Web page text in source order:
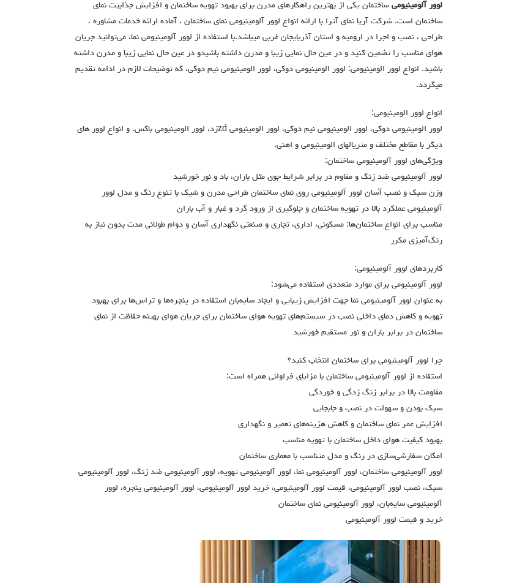
لوور آلومینیومی ساختمان یکی از بهترین راهکارهای مدرن برای بهبود تهویه ساختمان و افزایش جذابیت نمای
ساختمان است. شرکت آریا نمای آترا با ارائه انواع لوور آلومینیومی نمای ساختمان ، آماده ارائه خدمات مشاوره ،
طراحی ، نصب و اجرا در ارومیه و استان آذربایجان غربی میباشد.با استفاده از لوور آلومینیومی نما، می‌توانید جریان
هوای مناسب را تضمین کنید و در عین حال نمایی زیبا و مدرن داشته باشیدو در عین حال نمایی زیبا و مدرن داشته
باشید. انواع لوور الومينيومي: لوور الومينيومي دوكي، لوور الومينيومي نيم دوكي، که توضیحات لازم در ادامه تقدیم
میگردد.
انواع لوور الومينيومي:
لوور الومينيومي دوكي، لوور الومينيومي نيم دوكي، لوور الومينيومي zdزد، لوور الومينيومي باكس. و انواع لوور هاي
ديگر با مقاطع مختلف و متريالهاي الومينيومي و اهني.
ویژگی‌های لوور آلومینیومی ساختمان:
لوور آلومینیومی ضد زنگ و مقاوم در برابر شرایط جوی مثل باران، باد و نور خورشید
وزن سبک و نصب آسان لوور آلومینیومی روی نمای ساختمان طراحی مدرن و شیک با تنوع رنگ و مدل لوور
آلومینیومی عملکرد بالا در تهویه ساختمان و جلوگیری از ورود گرد و غبار و آب باران
مناسب برای انواع ساختمان‌ها: مسکونی، اداری، تجاری و صنعتی نگهداری آسان و دوام طولانی مدت بدون نیاز به
رنگ‌آمیزی مکرر
کاربردهای لوور آلومینیومی:
لوور آلومینیومی برای موارد متعددی استفاده می‌شود:
به عنوان لوور آلومینیومی نما جهت افزایش زیبایی و ایجاد سایه‌بان استفاده در پنجره‌ها و تراس‌ها برای بهبود
تهویه و کاهش دمای داخلی نصب در سیستم‌های تهویه هوای ساختمان برای جریان هوای بهینه حفاظت از نمای
ساختمان در برابر باران و نور مستقیم خورشید
چرا لوور آلومینیومی برای ساختمان انتخاب کنید؟
استفاده از لوور آلومینیومی ساختمان با مزایای فراوانی همراه است:
مقاومت بالا در برابر زنگ زدگی و خوردگی
سبک بودن و سهولت در نصب و جابجایی
افزایش عمر نمای ساختمان و کاهش هزینه‌های تعمیر و نگهداری
بهبود کیفیت هوای داخل ساختمان با تهویه مناسب
امکان سفارشی‌سازی در رنگ و مدل متناسب با معماری ساختمان
لوور آلومینیومی ساختمان، لوور آلومینیومی نما، لوور آلومینیومی تهویه، لوور آلومینیومی ضد زنگ، لوور آلومینیومی
سبک، نصب لوور آلومینیومی، قیمت لوور آلومینیومی، خرید لوور آلومینیومی، لوور آلومینیومی پنجره، لوور
آلومینیومی سایه‌بان، لوور آلومینیومی نمای ساختمان
خرید و قیمت لوور آلومینیومی